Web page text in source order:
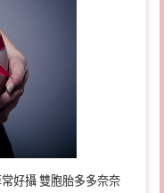
好攝 雙胞胎多多奈奈